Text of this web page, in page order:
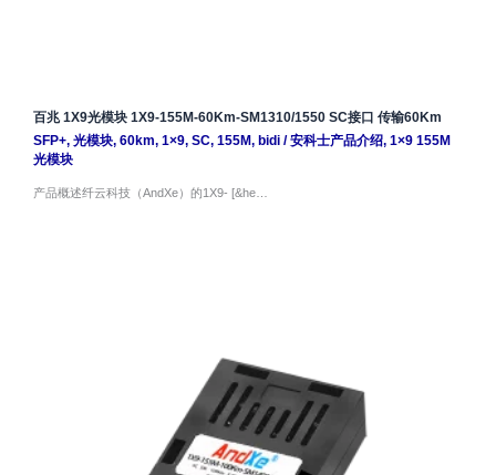
百兆 1X9光模块 1X9-155M-60Km-SM1310/1550 SC接口 传输60Km
SFP+, 光模块, 60km, 1×9, SC, 155M, bidi/安科士产品介绍, 1×9 155M
光模块
产品概述纤云科技（AndXe）的1X9- [&he…